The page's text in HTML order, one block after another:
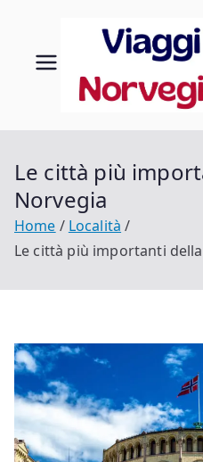
contenuto
Le città più
Norvegia
Home
Località
Le città più importanti